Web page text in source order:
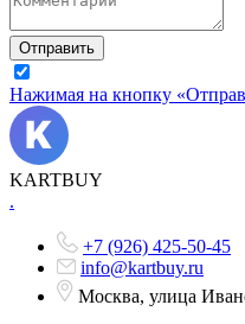
Отправить
Нажимая на кнопку
KARTBUY
.
+7 (926) 425-50-45
info@kartbuy.ru
Москва, улица